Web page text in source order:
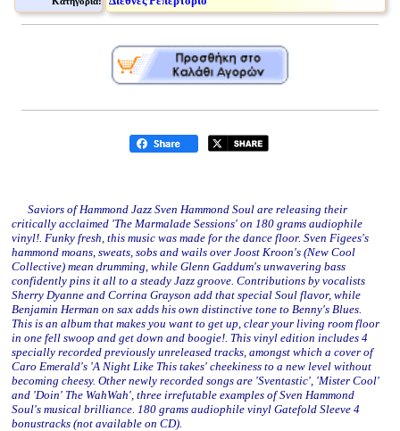
Saviors of Hammond Jazz Sven Hammond Soul are releasing their
critically acclaimed 'The Marmalade Sessions' on 180 grams audiophile
vinyl!. Funky fresh, this music was made for the dance floor. Sven Figees's
hammond moans, sweats, sobs and wails over Joost Kroon's (New Cool
Collective) mean drumming, while Glenn Gaddum's unwavering bass
confidently pins it all to a steady Jazz groove. Contributions by vocalists
Sherry Dyanne and Corrina Grayson add that special Soul flavor, while
Benjamin Herman on sax adds his own distinctive tone to Benny's Blues.
This is an album that makes you want to get up, clear your living room floor
in one fell swoop and get down and boogie!. This vinyl edition includes 4
specially recorded previously unreleased tracks, amongst which a cover of
Caro Emerald's 'A Night Like This takes' cheekiness to a new level without
becoming cheesy. Other newly recorded songs are 'Sventastic', 'Mister Cool'
and 'Doin' The WahWah', three irrefutable examples of Sven Hammond
Soul's musical brilliance. 180 grams audiophile vinyl Gatefold Sleeve 4
bonustracks (not available on CD).